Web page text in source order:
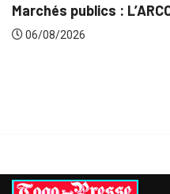
croisade pour plus...